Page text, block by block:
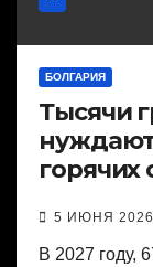
БОЛГАРИЯ
Тысячи
горячих
5 ИЮНЯ 2026
В 2027 году,